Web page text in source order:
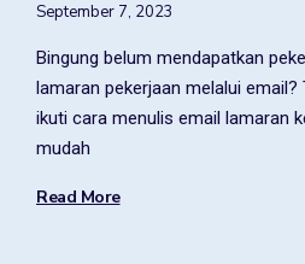
September 7, 2023
Bingung belum mendapatkan
lamaran pekerjaan melalui email?
ikuti cara menulis email lamaran
mudah
Read More